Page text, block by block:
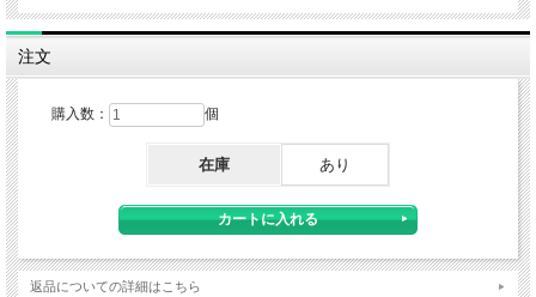
注文
購入数： 個
在庫 あり
返品についての詳細はこちら